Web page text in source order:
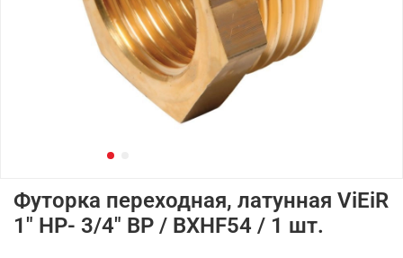
Футорка переходная, латунная ViEiR
1" НР- 3/4" ВР / BXHF54 / 1 шт.